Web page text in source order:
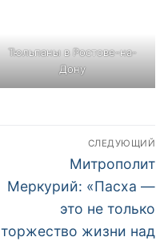
Тюльпаны в Ростове-на-
Дону
СЛЕДУЮЩИЙ
Следующая
запись:
Митрополит
Меркурий: «Пасха —
это не только
торжество жизни над